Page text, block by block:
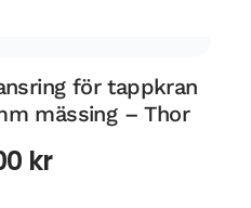
för tappkran
mässing – Thor
kr